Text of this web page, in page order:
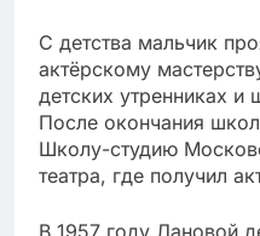
С детства мальчик
актёрскому
детских утренниках и
После окончания
Школу-студию
театра, где получил
В 1957 году Лановой